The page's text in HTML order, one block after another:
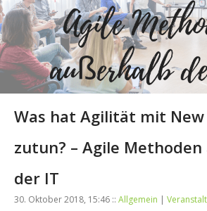
Was hat Agilität mit
zutun? – Agile
der IT
30. Oktober 2018, 15:46 :: Allgemein |